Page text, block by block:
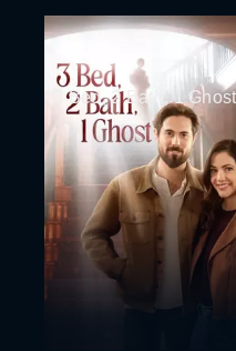
3 Bed, 2 Bath, 1 Ghost